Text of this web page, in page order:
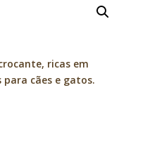
ricas em
para cães e gatos.